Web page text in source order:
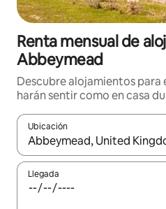
Renta mensual de
Abbeymead
Descubre alojamientos para
harán sentir como en casa
Ubicación
Cuando los resultados estén
Llegada